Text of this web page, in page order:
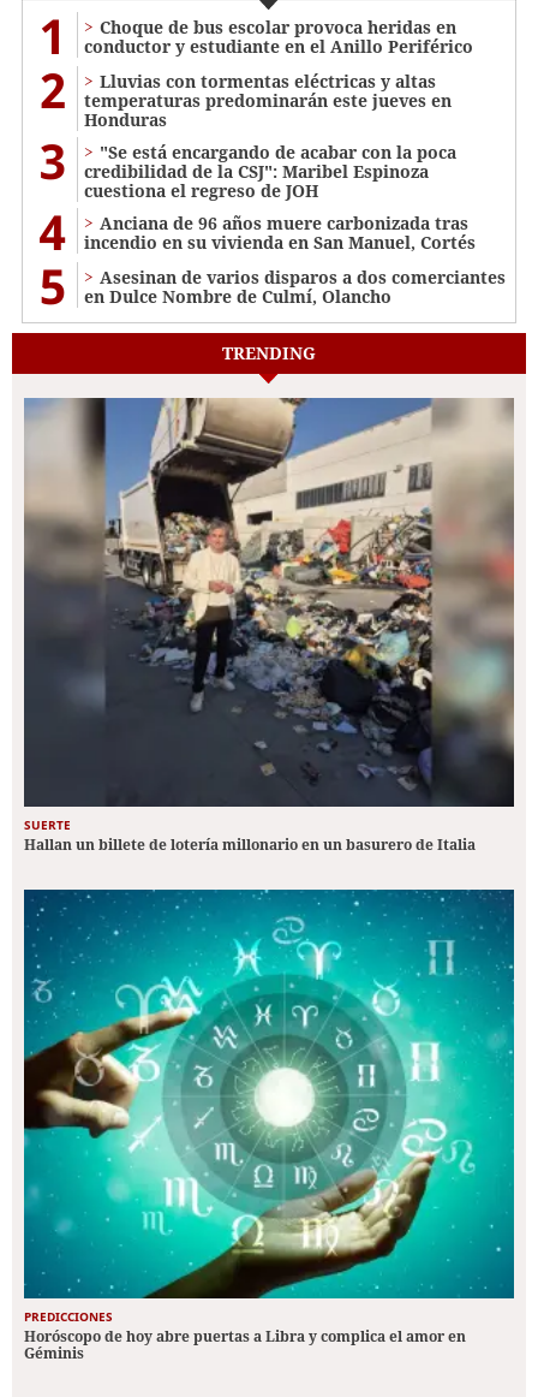
1
Choque de bus escolar provoca heridas en
conductor y estudiante en el Anillo Periférico
2
Lluvias con tormentas eléctricas y altas
temperaturas predominarán este jueves en
Honduras
3
"Se está encargando de acabar con la poca
credibilidad de la CSJ": Maribel Espinoza
cuestiona el regreso de JOH
4
Anciana de 96 años muere carbonizada tras
incendio en su vivienda en San Manuel, Cortés
5
Asesinan de varios disparos a dos comerciantes
en Dulce Nombre de Culmí, Olancho
TRENDING
SUERTE
Hallan un billete de lotería millonario en un basurero de Italia
PREDICCIONES
Horóscopo de hoy abre puertas a Libra y complica el amor en
Géminis